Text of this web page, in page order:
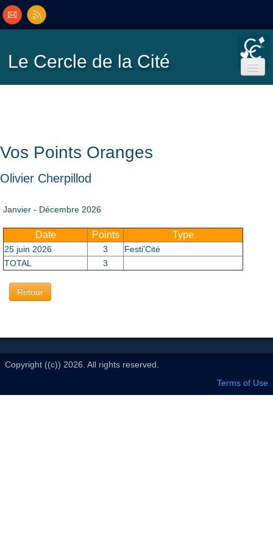
Le Cercle de la Cité
Classement
Vos Points Oranges
Olivier Cherpillod
Janvier - Décembre 2026
Date Points Type
25 juin 2026 3
Festi'Cité
TOTAL
3
Retour
Copyright ((c)) 2026. All rights reserved.
Terms of Use